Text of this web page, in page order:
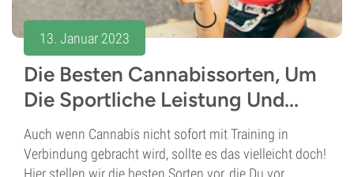
13. Januar 2023
Die Besten Cannabissorten, Um
Die Sportliche Leistung Und...
Auch wenn Cannabis nicht sofort mit Training in
Verbindung gebracht wird, sollte es das vielleicht doch!
Hier stellen wir die besten Sorten vor, die Du vor,